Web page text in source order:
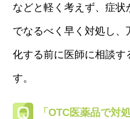
などと軽く考えず、症
でなるべく早く対処し
化する前に医師に相談
す。
「OTC医薬品で対